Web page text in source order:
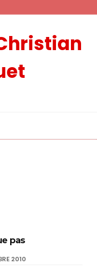
pas
2010